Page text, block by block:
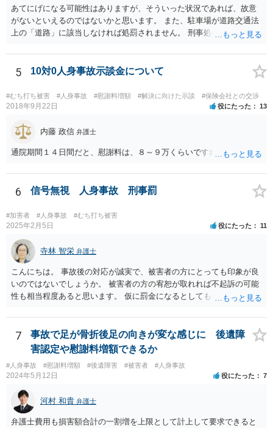
あてにげになる可能性はありますが、そういった状況であれば、故意
がないといえるのではないかと思います。 また、駐車場が道路交通法
上の「道路」に該当しなければ処罰されません。 刑事処分がなされる
るその他の場所）」にあたるかが重要です。 駐車場が「道路」にあた
るかは難しい問題で、私が経験した事例でも、コインパーキングで警
察官は「道路」と判断して道路交通法違反で立件したものの、検察官
は「道路」にあたらないとして不起訴処分にしたものがあります（検
察官に意見書を出しました）。コンビニやスーパーの駐車場では「道
所」とは、道路法に規定する道路及び道路運送法に規定する自動車道
以外で不特定の人や車が自由に通行することができる場所をいうとさ
れています。 この判断にあたっては、「道路の体裁の有無」、「客
道路交通法解説（１８訂版）』（東京法令出版、２０２０年１１月）
5 10対0人身事故示談金について
#むち打ち被害 #人身事故 #慰謝料増額 #解決に向けた示談 #保険会社との交渉
2018年9月22日 役にたった 13
内藤 政信 弁護士
通院期間１４日間だと、慰謝料は、８～９万くらいですね。
6 信号無視 人身事故 刑事罰
#加害者 #人身事故 #むち打ち被害
2025年2月5日 役にたった 11
寺林 智栄 弁護士
こんにちは。 事故後の対応が誠実で、被害者の方にとっても印象が良
いのではないでしょうか。 被害者の方の宥恕が取れれば不起訴の可能
性も相当程度あると思います。 仮に罰金になるとしても今回は略式の
ょう。 参考になれば幸いです。
7
事故で足が骨折後足の向きが変な感じに 後遺障
害認定や慰謝料増額できるか
#人身事故 #慰謝料増額 #後遺障害 #被害者 #人身事故
2024年5月12日 役にたった 7
河村 和貴 弁護士
弁護士費用も損害額合計の一割増を上限として計上して要求できると